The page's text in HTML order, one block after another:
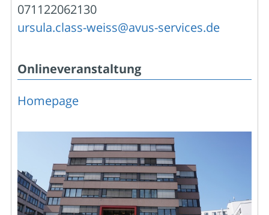
071122062130
ursula.class-weiss@avus-services.de
Onlineveranstaltung
Homepage